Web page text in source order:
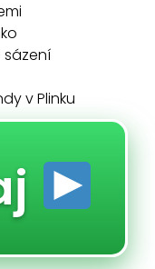
sázení
v Plinku